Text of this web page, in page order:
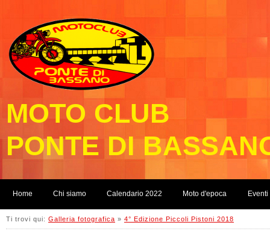
MOTO CLUB
PONTE DI
Home Chi siamo Calendario 2022 Moto d'epoca Eventi
Ti trovi qui: Galleria fotografica » 4° Edizione Piccoli Pistoni 2018